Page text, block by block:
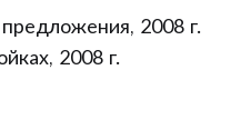
2008 г.
2008 г.